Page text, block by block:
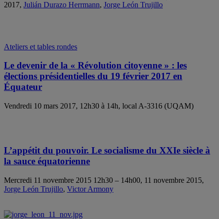
2017, Julián Durazo Herrmann, Jorge León Trujillo
Ateliers et tables rondes
Le devenir de la « Révolution citoyenne » : les
élections présidentielles du 19 février 2017 en
Équateur
Vendredi 10 mars 2017, 12h30 à 14h, local A-3316 (UQAM)
L’appétit du pouvoir. Le socialisme du XXIe siècle à
la sauce équatorienne
Mercredi 11 novembre 2015 12h30 – 14h00, 11 novembre 2015,
Jorge León Trujillo, Victor Armony